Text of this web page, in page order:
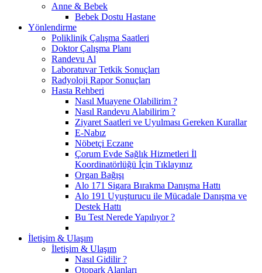
Anne & Bebek
Bebek Dostu Hastane
Yönlendirme
Poliklinik Çalışma Saatleri
Doktor Çalışma Planı
Randevu Al
Laboratuvar Tetkik Sonuçları
Radyoloji Rapor Sonuçları
Hasta Rehberi
Nasıl Muayene Olabilirim ?
Nasıl Randevu Alabilirim ?
Ziyaret Saatleri ve Uyulması Gereken Kurallar
E-Nabız
Nöbetçi Eczane
Çorum Evde Sağlık Hizmetleri İl
Koordinatörlüğü İçin Tıklayınız
Organ Bağışı
Alo 171 Sigara Bırakma Danışma Hattı
Alo 191 Uyuşturucu ile Mücadale Danışma ve
Destek Hattı
Bu Test Nerede Yapılıyor ?
İletişim & Ulaşım
İletişim & Ulaşım
Nasıl Gidilir ?
Otopark Alanları